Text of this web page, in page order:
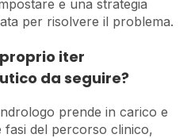
e una strategia
per risolvere il problema.
proprio iter
da seguire?
prende in carico e
fasi del percorso clinico,